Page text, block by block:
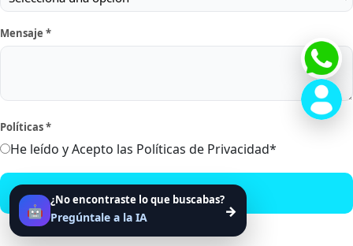
🤖
¿No encontraste lo que buscabas?
Pregúntale a la IA →
Mensaje *
Políticas *
He leído y Acepto las Políticas de Privacidad*
Enviar datos